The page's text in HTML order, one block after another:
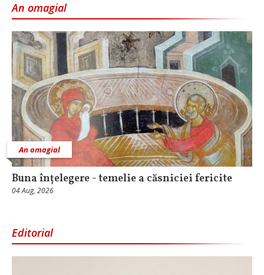
An omagial
An omagial
Buna înțelegere - temelie a căsniciei fericite
04 Aug, 2026
Editorial